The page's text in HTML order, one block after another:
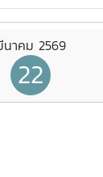
นาคม 2569
22